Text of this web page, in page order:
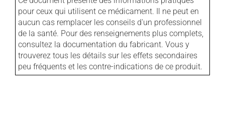
pour ceux qui utilisent ce médicament. Il ne peut en
aucun cas remplacer les conseils d'un professionnel
de la santé. Pour des renseignements plus complets,
consultez la documentation du fabricant. Vous y
trouverez tous les détails sur les effets secondaires
peu fréquents et les contre-indications de ce produit.